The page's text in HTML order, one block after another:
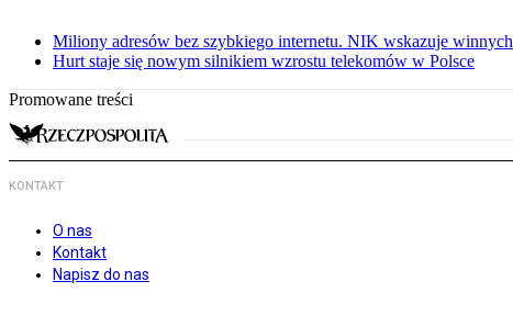
Miliony adresów bez szybkiego internetu. NIK wskazuje winnych
Hurt staje się nowym silnikiem wzrostu telekomów w Polsce
Promowane treści
KONTAKT
O nas
Kontakt
Napisz do nas